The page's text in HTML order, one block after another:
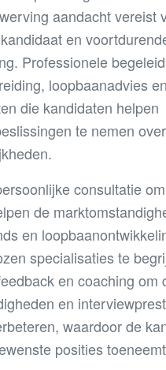
aandacht vereist
en
Professionele
loopbaanadvies
die kandidaten helpen
te nemen over
consultatie om
de
en
specialisaties te
en coaching om
en
waardoor de
posities